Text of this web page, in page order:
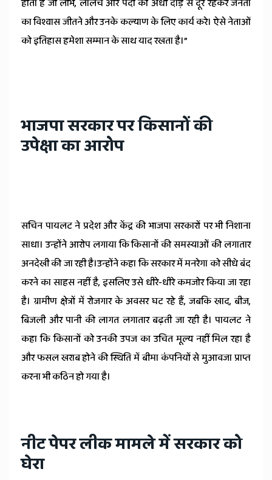
होता है जो लोभ, लालच और पदों की अंधी दौड़ से दूर रहकर जनता
का विश्वास जीतने और उनके कल्याण के लिए कार्य करे। ऐसे नेताओं
को इतिहास हमेशा सम्मान के साथ याद रखता है।”
भाजपा सरकार पर किसानों की
उपेक्षा का आरोप
सचिन पायलट ने प्रदेश और केंद्र की भाजपा सरकारों पर भी निशाना
साधा। उन्होंने आरोप लगाया कि किसानों की समस्याओं की लगातार
अनदेखी की जा रही है।उन्होंने कहा कि सरकार में मनरेगा को सीधे बंद
करने का साहस नहीं है, इसलिए उसे धीरे-धीरे कमजोर किया जा रहा
है। ग्रामीण क्षेत्रों में रोजगार के अवसर घट रहे हैं, जबकि खाद, बीज,
बिजली और पानी की लागत लगातार बढ़ती जा रही है। पायलट ने
कहा कि किसानों को उनकी उपज का उचित मूल्य नहीं मिल रहा है
और फसल खराब होने की स्थिति में बीमा कंपनियों से मुआवजा प्राप्त
करना भी कठिन हो गया है।
नीट पेपर लीक मामले में सरकार को
घेरा